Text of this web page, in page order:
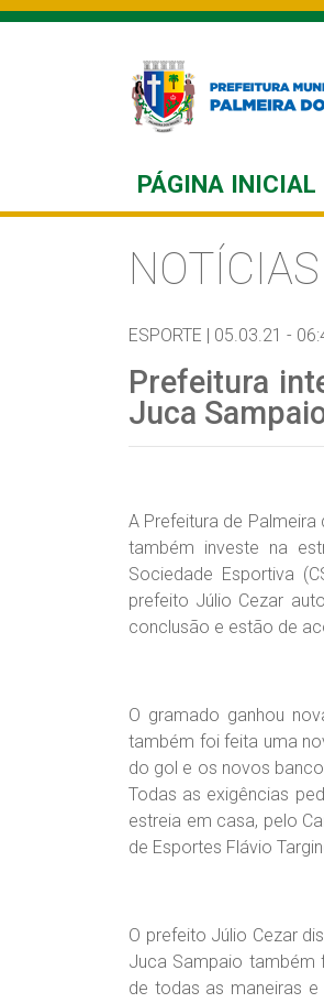
PÁGINA INICIAL
NOTÍCIAS
ESPORTE | 05.03.21 -
Prefeitura
Juca
A Prefeitura de
também investe na
Sociedade Esportiva
prefeito Júlio Cezar
conclusão e estão de
O gramado ganhou
também foi feita uma
do gol e os novos
Todas as exigências
estreia em casa, pelo
de Esportes Flávio
O prefeito Júlio Cezar
Juca Sampaio também
de todas as maneiras